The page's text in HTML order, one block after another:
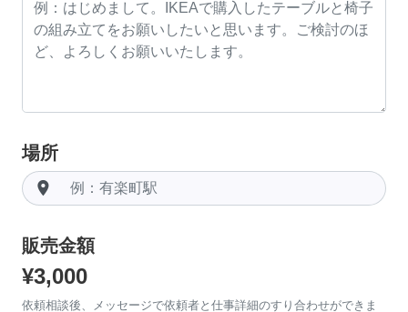
場所
room
販売金額
¥3,000
依頼相談後、メッセージで依頼者と仕事詳細のすり合わせができま